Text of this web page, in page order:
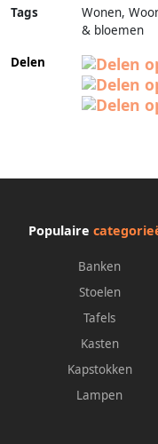
Tags
Wonen,
& bloemen
Delen
Populaire
Banken
Stoelen
Tafels
Kasten
Kapstokken
Lampen